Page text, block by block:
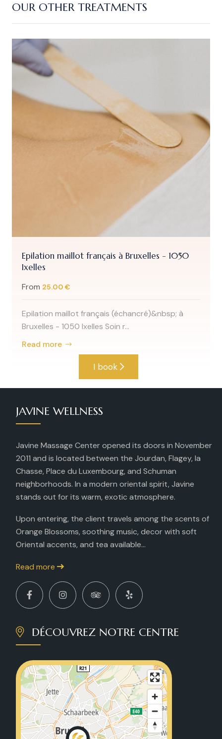
OUR OTHER TREATMENTS
Epilation maillot français à Bruxelles - 1050
Ixelles
From 25.00 €
Epilation maillot français (échancré)&nbsp; à
Bruxelles - 1050 Ixelles Soin r...
Read more
I book
JAVINE WELLNESS
Javine Massage Center opened its doors in November
2011 and is located between the Jourdan, Flagey, la
Chasse, Place du Luxembourg, and Schuman
neighborhoods. In a modern oriental spirit, Javine
stands out for its warm, exotic atmosphere.
Upon entering, the client travels among the scents of
Orange Blossoms, soothing music, decor with soft
Oriental accents, and tea available...
Read more
DÉCOUVREZ NOTRE CENTRE